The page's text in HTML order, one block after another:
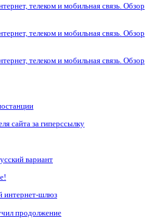
телеком и мобильная связь. Обзор
телеком и мобильная связь. Обзор
телеком и мобильная связь. Обзор
сайта за гиперссылку
вариант
интернет-шлюз
продолжение